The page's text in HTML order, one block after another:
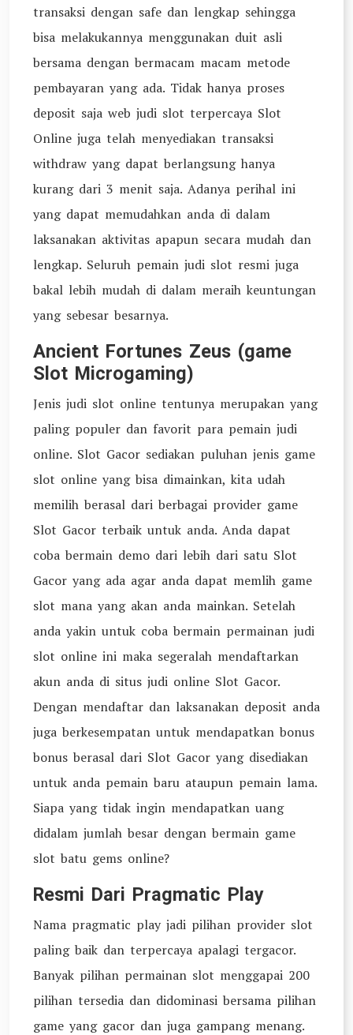
transaksi dengan safe dan lengkap sehingga
bisa melakukannya menggunakan duit asli
bersama dengan bermacam macam metode
pembayaran yang ada. Tidak hanya proses
deposit saja web judi slot terpercaya Slot
Online juga telah menyediakan transaksi
withdraw yang dapat berlangsung hanya
kurang dari 3 menit saja. Adanya perihal ini
yang dapat memudahkan anda di dalam
laksanakan aktivitas apapun secara mudah dan
lengkap. Seluruh pemain judi slot resmi juga
bakal lebih mudah di dalam meraih keuntungan
yang sebesar besarnya.
Ancient Fortunes Zeus (game
Slot Microgaming)
Jenis judi slot online tentunya merupakan yang
paling populer dan favorit para pemain judi
online. Slot Gacor sediakan puluhan jenis game
slot online yang bisa dimainkan, kita udah
memilih berasal dari berbagai provider game
Slot Gacor terbaik untuk anda. Anda dapat
coba bermain demo dari lebih dari satu Slot
Gacor yang ada agar anda dapat memlih game
slot mana yang akan anda mainkan. Setelah
anda yakin untuk coba bermain permainan judi
slot online ini maka segeralah mendaftarkan
akun anda di situs judi online Slot Gacor.
Dengan mendaftar dan laksanakan deposit anda
juga berkesempatan untuk mendapatkan bonus
bonus berasal dari Slot Gacor yang disediakan
untuk anda pemain baru ataupun pemain lama.
Siapa yang tidak ingin mendapatkan uang
didalam jumlah besar dengan bermain game
slot batu gems online?
Resmi Dari Pragmatic Play
Nama pragmatic play jadi pilihan provider slot
paling baik dan terpercaya apalagi tergacor.
Banyak pilihan permainan slot menggapai 200
pilihan tersedia dan didominasi bersama pilihan
game yang gacor dan juga gampang menang.